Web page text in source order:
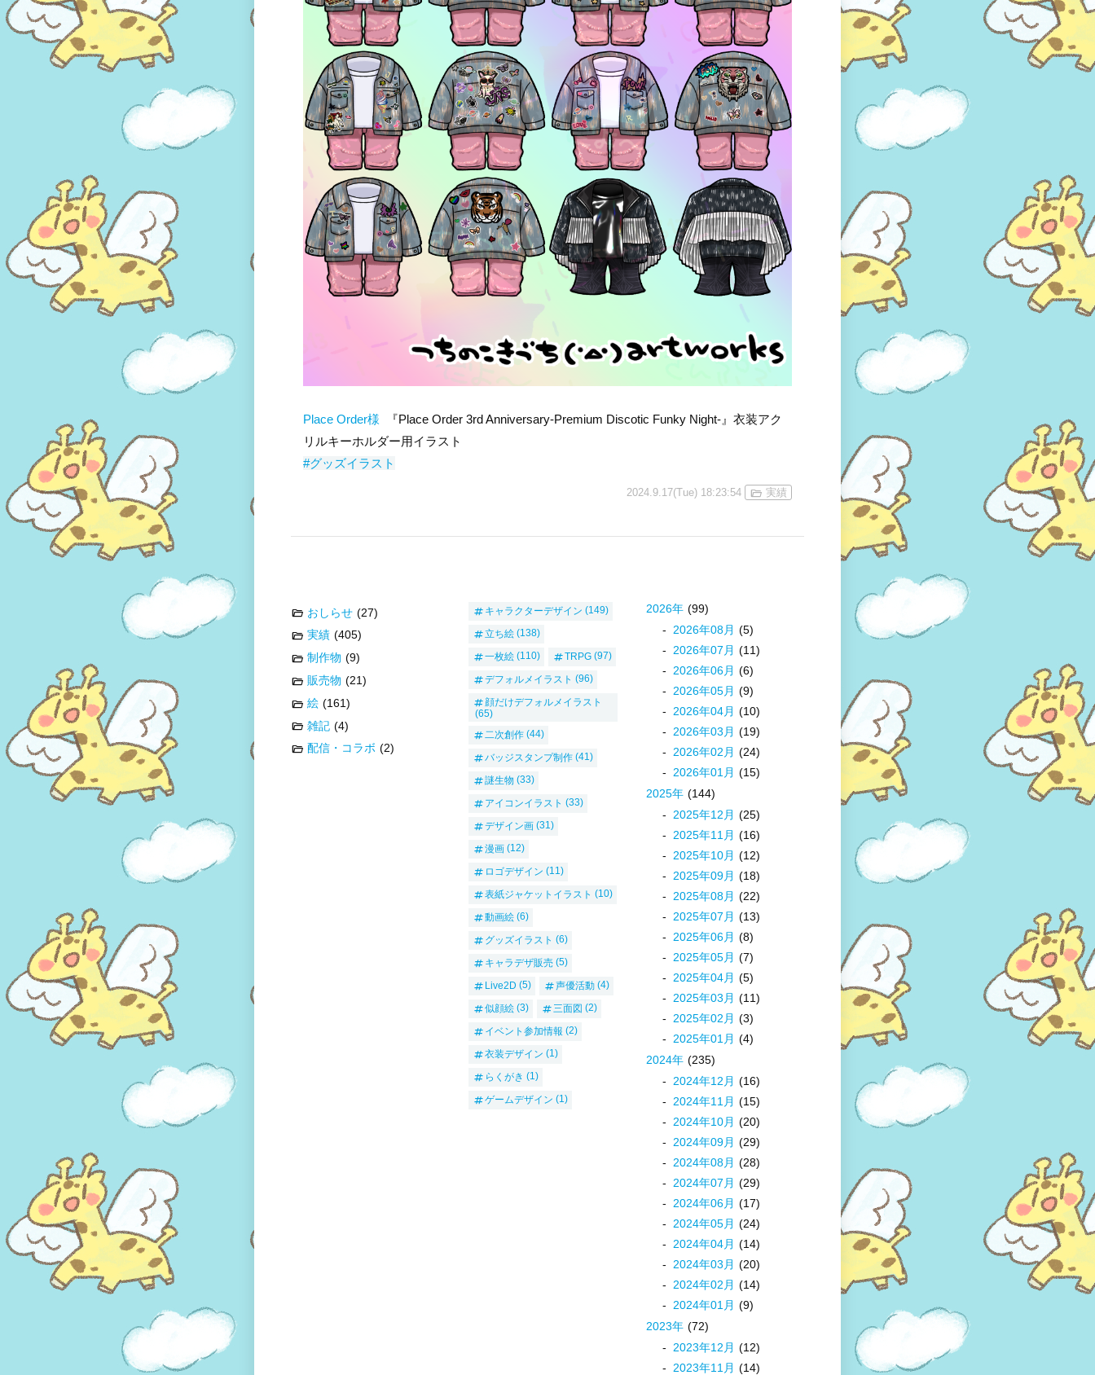
Place Order様 『Place Order 3rd Anniversary-Premium Discotic Funky Night-』衣装アク
リルキーホルダー用イラスト
#グッズイラスト
2024.9.17(Tue) 18:23:54 実績
おしらせ (27)
実績 (405)
制作物 (9)
販売物 (21)
絵 (161)
雑記 (4)
配信・コラボ (2)
キャラクターデザイン (149)
立ち絵 (138)
一枚絵 (110) TRPG (97)
デフォルメイラスト (96)
顔だけデフォルメイラスト
(65)
二次創作 (44)
バッジスタンプ制作 (41)
謎生物 (33)
アイコンイラスト (33)
デザイン画 (31)
漫画 (12)
ロゴデザイン (11)
表紙ジャケットイラスト (10)
動画絵 (6)
グッズイラスト (6)
キャラデザ販売 (5)
Live2D (5) 声優活動 (4)
似顔絵 (3) 三面図 (2)
イベント参加情報 (2)
衣装デザイン (1)
らくがき (1)
ゲームデザイン (1)
2026年 (99)
2026年08月 (5)
2026年07 月 (11)
2026年06月 (6)
2026年05月 (9)
2026年04月 (10)
2026年03 月 (19)
2026年02 月 (24)
2026年01 月 (15)
2025年 (144)
2025年12 月 (25)
2025年11 月 (16)
2025年10月 (12)
2025年09月 (18)
2025年08月 (22)
2025年07 月 (13)
2025年06月 (8)
2025年05月 (7)
2025年04月 (5)
2025年03 月 (11)
2025年02 月 (3)
2025年01 月 (4)
2024年 (235)
2024年12 月 (16)
2024年11 月 (15)
2024年10月 (20)
2024年09月 (29)
2024年08月 (28)
2024年07 月 (29)
2024年06月 (17)
2024年05月 (24)
2024年04月 (14)
2024年03 月 (20)
2024年02 月 (14)
2024年01 月 (9)
2023年 (72)
2023年12 月 (12)
2023年11 月 (14)